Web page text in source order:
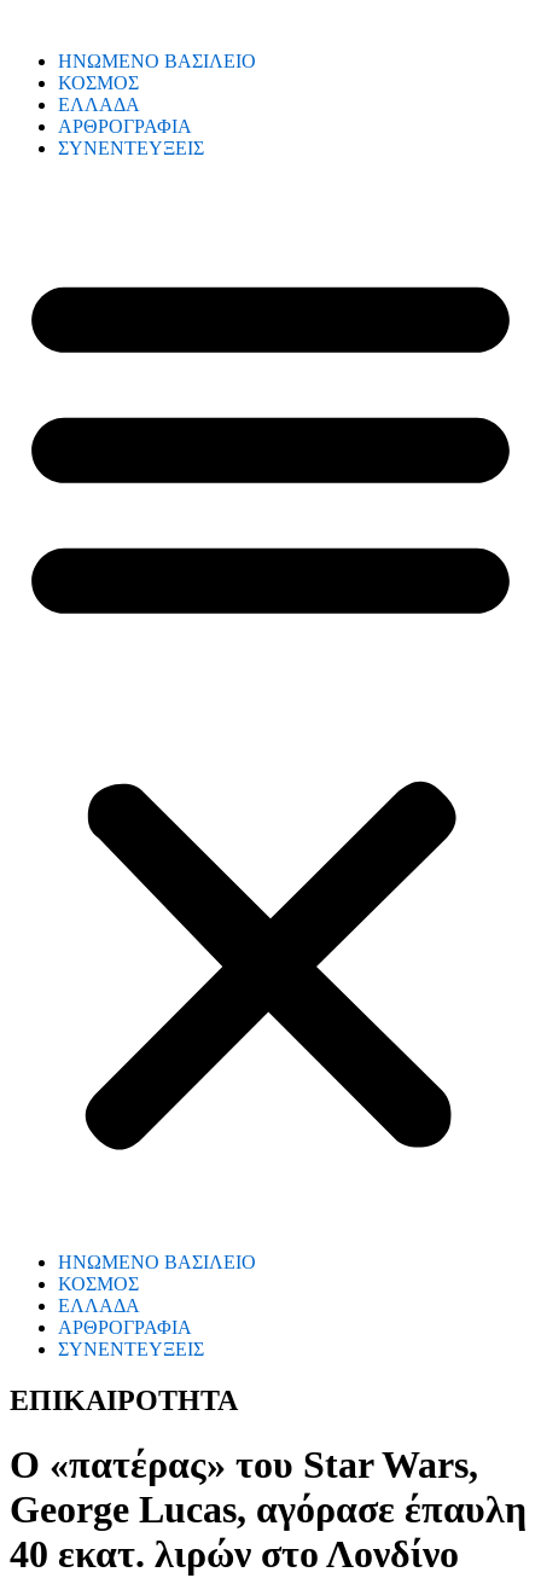
ΗΝΩΜΕΝΟ ΒΑΣΙΛΕΙΟ
ΚΟΣΜΟΣ
ΕΛΛΑΔΑ
ΑΡΘΡΟΓΡΑΦΙΑ
ΣΥΝΕΝΤΕΥΞΕΙΣ
ΗΝΩΜΕΝΟ ΒΑΣΙΛΕΙΟ
ΚΟΣΜΟΣ
ΕΛΛΑΔΑ
ΑΡΘΡΟΓΡΑΦΙΑ
ΣΥΝΕΝΤΕΥΞΕΙΣ
ΕΠΙΚΑΙΡΟΤΗΤΑ
Ο «πατέρας» του Star Wars,
George Lucas, αγόρασε έπαυλη
40 εκατ. λιρών στο Λονδίνο